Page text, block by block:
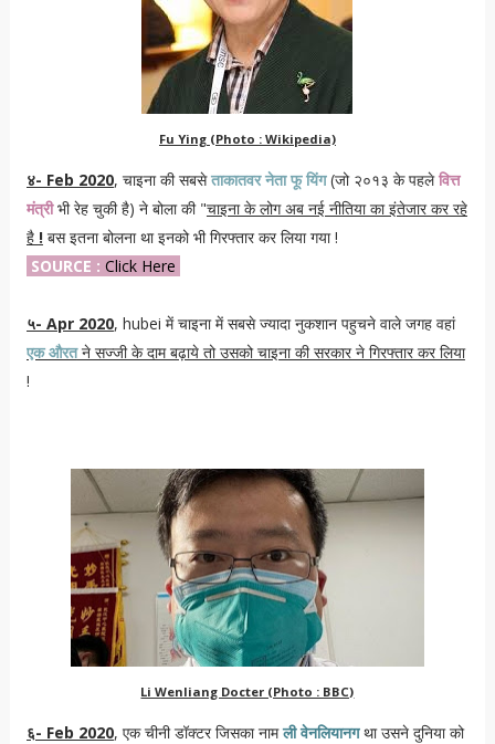
Fu Ying (Photo : Wikipedia)
४- Feb 2020, चाइना की सबसेताकातवर नेता फू यिंग(जो २०१३ के पहलेवित्त
मंत्रीभी रेह चुकी है) ने बोला की "चाइना के लोग अब नई नीतिया का इंतेजार कर रहे
है !बस इतना बोलना था इनको भी गिरफ्तार कर लिया गया !
SOURCE : Click Here
५- Apr 2020, hubei में चाइना में सबसे ज्यादा नुकशान पहुचने वाले जगह वहां
एक औरतने सज्जी के दाम बढ़ाये तो उसको चाइना की सरकार ने गिरफ्तार कर लिया
!
Li Wenliang Docter (Photo : BBC)
६- Feb 2020, एक चीनी डॉक्टर जिसका नामली वेनलियानगथा उसने दुनिया को